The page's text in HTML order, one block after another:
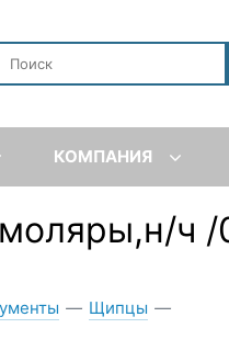
КОМПАНИЯ
ч /
— Щипцы —